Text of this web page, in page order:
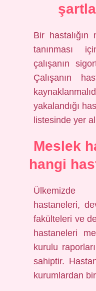
Bir hastalığın
tanınması
çalışanın
Çalışanın
yakalandığı
listesinde yer
Meslek
hangi
Ülkemizde
hastaneleri,
fakülteleri ve
hastaneleri
kurulu
sahiptir.
kurumlardan